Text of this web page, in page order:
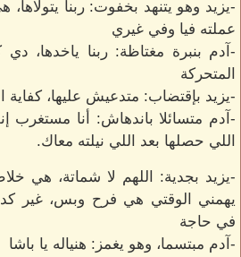
-يزيد وهو يتنهد بخفوت: ربنا
عملته فيا وفي غيري
-آدم بنبرة مغتاظة: ربنا ياخدها،
المتحركة
-يزيد بإقتضاب: متدعيش عليها، كفاية
-آدم متسائلا باندهاش: أنا
اللي حصلها بعد اللي نيلته معاك.
-يزيد بجدية: اللهم لا شماتة، هي
يهمني الوقتي هي فرح وبس، غير
في حاجة
-آدم مبتسما، وهو يغمز: هنياله يا باشا